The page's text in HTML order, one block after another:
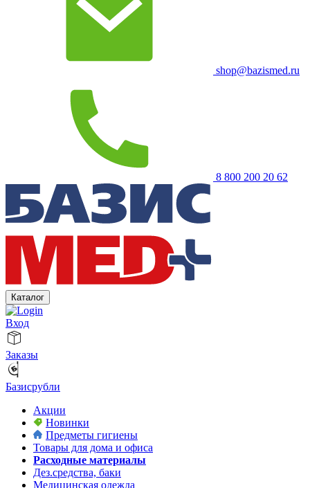
shop@bazismed.ru
8 800 200 20 62
Каталог
Вход
Заказы
Базисрубли
Акции
Новинки
Предметы гигиены
Товары для дома и офиса
Расходные материалы
Дез.средства, баки
Медицинская одежда